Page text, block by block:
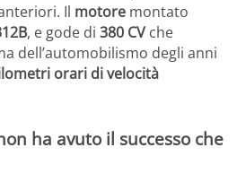
Il motore montato
, e gode di 380 CVche
dell’automobilismo degli anni
orari di velocità
ha avuto il successo che